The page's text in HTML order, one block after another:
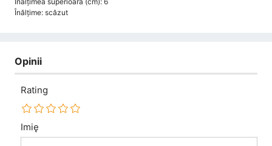
Înălţime: scăzut
Opinii
Rating
Imię